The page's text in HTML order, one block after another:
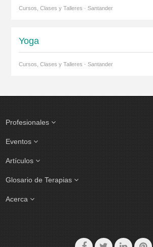
Cursos, Clases y Talleres · Santander
Yoga
Cursos, Clases y Talleres · Santander
Profesionales
Eventos
Artículos
Glosario de Terapias
Acerca